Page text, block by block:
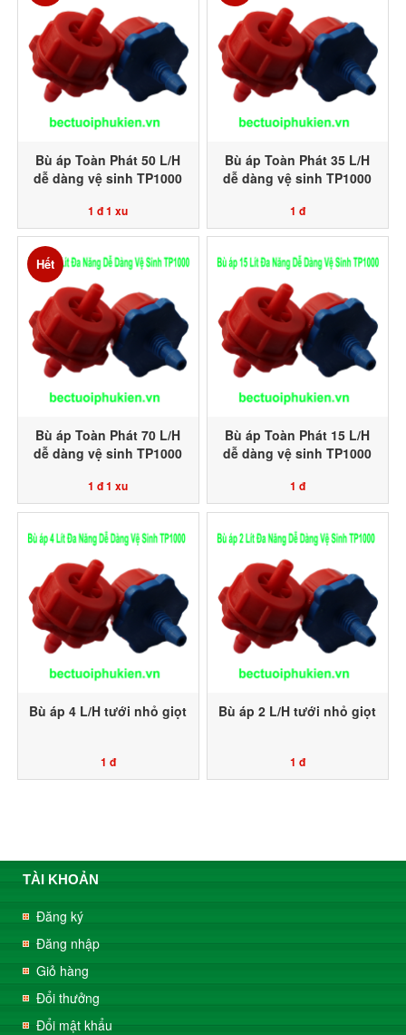
Bù áp Toàn Phát 50 L/H
dễ dàng vệ sinh TP1000
1 đ1 xu
Bù áp Toàn Phát 35 L/H
dễ dàng vệ sinh TP1000
1 đ
Bù áp Toàn Phát 70 L/H
dễ dàng vệ sinh TP1000
1 đ1 xu
Hết
Bù áp Toàn Phát 15 L/H
dễ dàng vệ sinh TP1000
1 đ
Bù áp 4 L/H tưới nhỏ giọt
1 đ
Bù áp 2 L/H tưới nhỏ giọt
1 đ
TÀI KHOẢN
Đăng ký
Đăng nhập
Giỏ hàng
Đổi thưởng
Đổi mật khẩu